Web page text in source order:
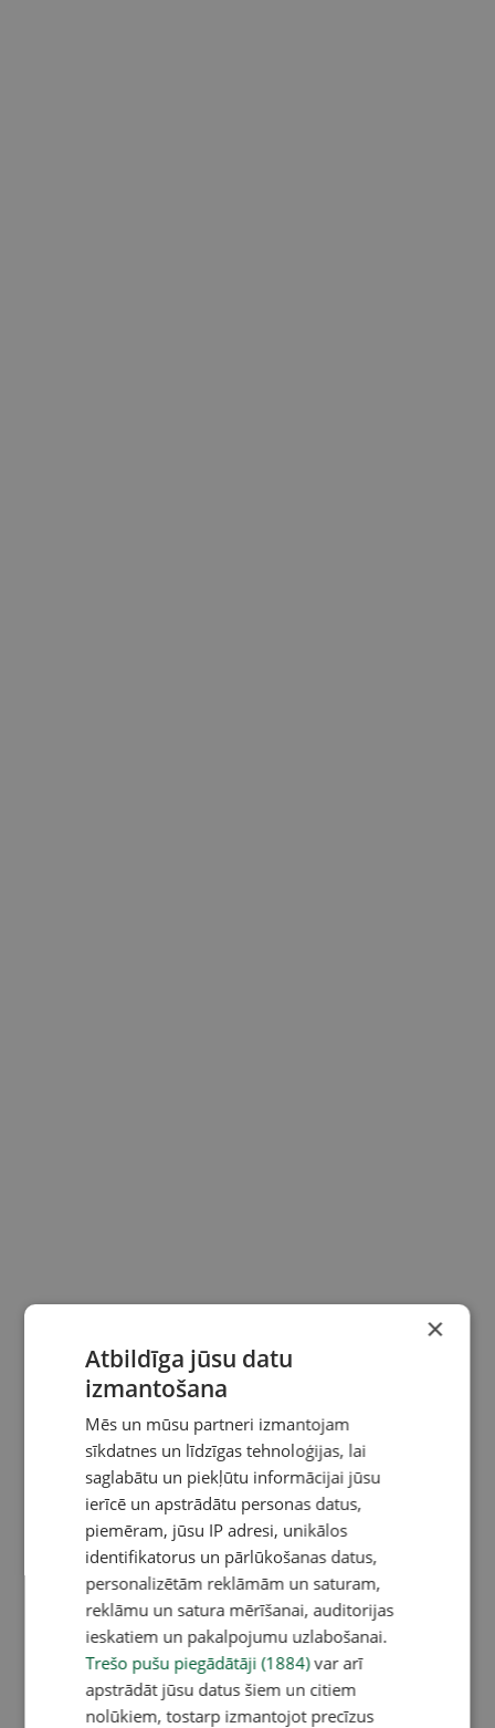
×
Atbildīga jūsu datu
izmantošana
Mēs un mūsu partneri izmantojam
sīkdatnes un līdzīgas tehnoloģijas, lai
saglabātu un piekļūtu informācijai jūsu
ierīcē un apstrādātu personas datus,
piemēram, jūsu IP adresi, unikālos
identifikatorus un pārlūkošanas datus,
personalizētām reklāmām un saturam,
reklāmu un satura mērīšanai, auditorijas
ieskatiem un pakalpojumu uzlabošanai.
Trešo pušu piegādātāji (1884)var arī
apstrādāt jūsu datus šiem un citiem
nolūkiem, tostarp izmantojot precīzus